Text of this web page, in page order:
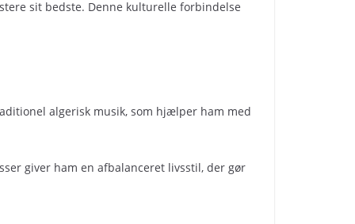
sit bedste. Denne kulturelle forbindelse
algerisk musik, som hjælper ham med
giver ham en afbalanceret livsstil, der gør